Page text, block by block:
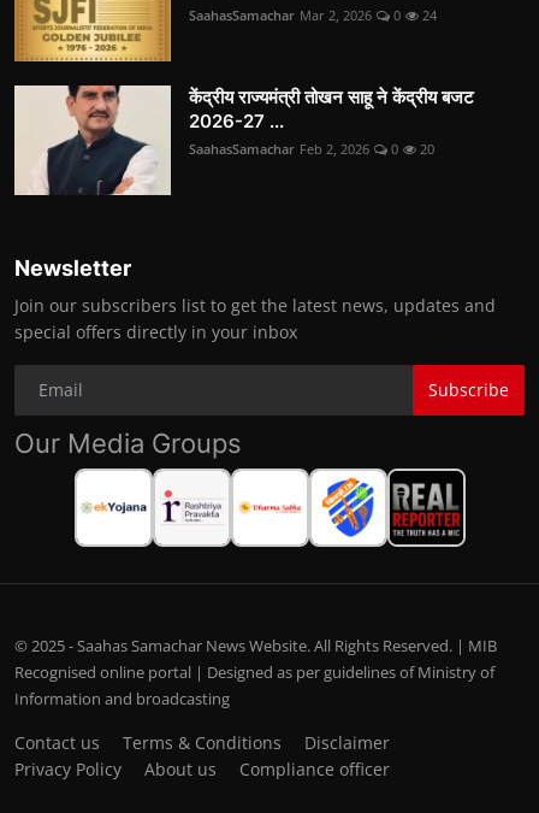
SaahasSamachar Mar 2, 2026 0 24
केंद्रीय राज्यमंत्री तोखन साहू ने केंद्रीय बजट
2026-27 ...
SaahasSamachar Feb 2, 2026 0 20
Newsletter
Join our subscribers list to get the latest news, updates and
special offers directly in your inbox
Subscribe
Our Media Groups
© 2025 - Saahas Samachar News Website. All Rights Reserved. | MIB
Recognised online portal | Designed as per guidelines of Ministry of
Information and broadcasting
Contact us Terms & Conditions
Disclaimer
Privacy Policy
About us Compliance officer